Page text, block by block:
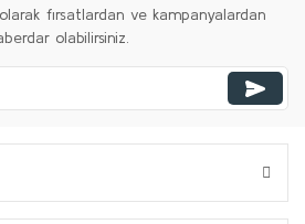
fırsatlardan ve kampanyalardan
olabilirsiniz.